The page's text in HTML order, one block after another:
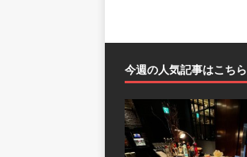
今週の人気記事はこちら